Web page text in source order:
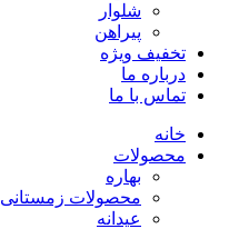
شلوار
پیراهن
تخفیف ویژه
درباره ما
تماس با ما
خانه
محصولات
بهاره
محصولات زمستانی
عیدانه